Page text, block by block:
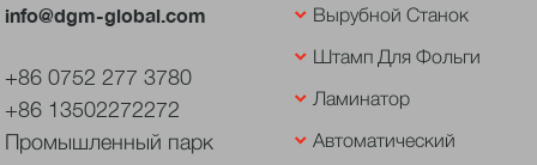
info@dgm-global.com
+86 0752 277 3780
+86 13502272272
Промышленный парк
Вырубной Станок
Штамп Для Фольги
Ламинатор
Автоматический